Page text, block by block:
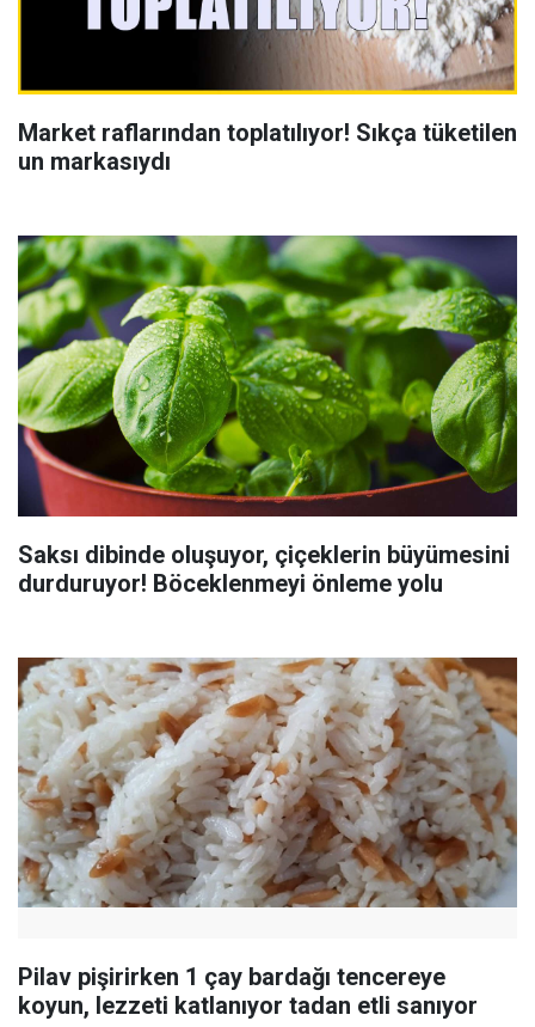
Market raflarından toplatılıyor! Sıkça tüketilen
un markasıydı
Saksı dibinde oluşuyor, çiçeklerin büyümesini
durduruyor! Böceklenmeyi önleme yolu
Pilav pişirirken 1 çay bardağı tencereye
koyun, lezzeti katlanıyor tadan etli sanıyor